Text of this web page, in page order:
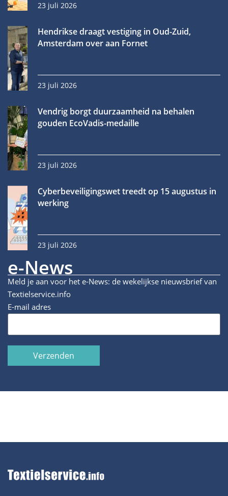
23 juli 2026
Hendrikse draagt vestiging in Oud-Zuid,
Amsterdam over aan Fornet
23 juli 2026
Vendrig borgt duurzaamheid na behalen
gouden EcoVadis-medaille
23 juli 2026
Cyberbeveiligingswet treedt op 15 augustus in
werking
23 juli 2026
e-News
Meld je aan voor het e-News: de wekelijkse nieuwsbrief van
Textielservice.info
E-mail adres
Verzenden